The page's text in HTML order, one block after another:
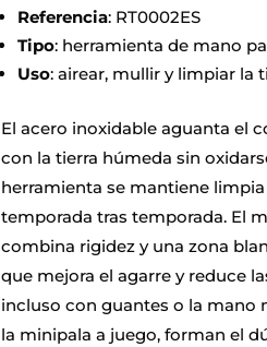
Referencia: RT0002ES
Tipo: herramienta de mano
Uso: airear, mullir y limpiar la
El acero inoxidable aguanta el
con la tierra húmeda sin
herramienta se mantiene
temporada tras temporada. El
combina rigidez y una zona
que mejora el agarre y reduce
incluso con guantes o la mano
la minipala a juego, forman el